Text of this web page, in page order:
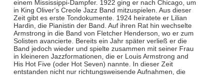
einem Mississippi-Dampfer. 1922 ging er nach Chicago, um
in King Oliver's Creole Jazz Band mitzuspielen. Aus dieser
Zeit gibt es erste Tondokumente. 1924 heiratete er Lilian
Hardin, die Pianistin der Band. Auf ihren Rat hin wechselte
Armstrong in die Band von Fletcher Henderson, wo er zum
Solisten avancierte. Bereits ein Jahr später verließ er die
Band jedoch wieder und spielte zusammen mit seiner Frau
in kleineren Jazzformationen, die er Louis Armstrong and
His Hot Five (oder Hot Seven) nannte. In dieser Zeit
entstanden nicht nur richtungsweisende Aufnahmen, die